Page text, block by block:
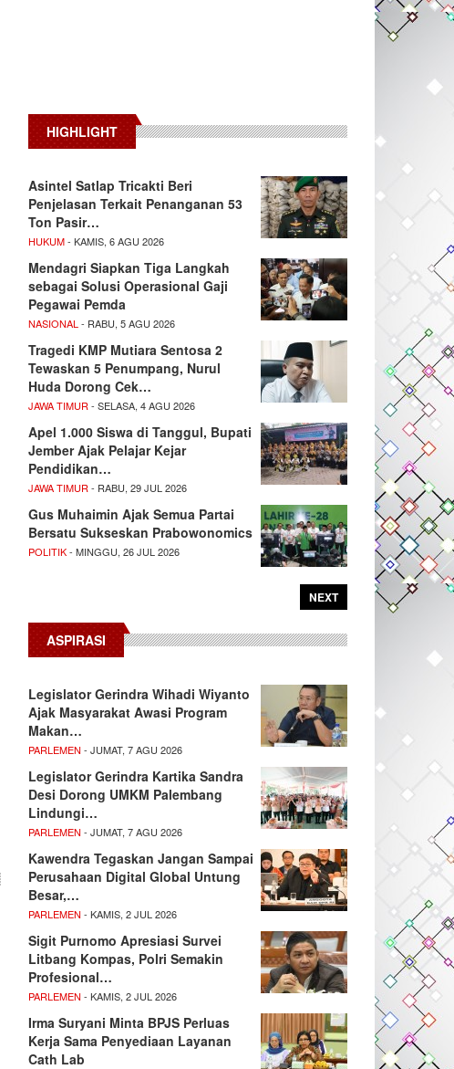
HIGHLIGHT
Asintel Satlap Tricakti Beri
Penjelasan Terkait Penanganan 53
Ton Pasir…
HUKUM- KAMIS, 6 AGU 2026
Mendagri Siapkan Tiga Langkah
sebagai Solusi Operasional Gaji
Pegawai Pemda
NASIONAL - RABU, 5 AGU 2026
Tragedi KMP Mutiara Sentosa 2
Tewaskan 5 Penumpang, Nurul
Huda Dorong Cek…
JAWA TIMUR - SELASA, 4 AGU 2026
Apel 1.000 Siswa di Tanggul, Bupati
Jember Ajak Pelajar Kejar
Pendidikan…
JAWA TIMUR - RABU, 29 JUL 2026
Gus Muhaimin Ajak Semua Partai
Bersatu Sukseskan Prabowonomics
POLITIK- MINGGU, 26 JUL 2026
NEXT
ASPIRASI
Legislator Gerindra Wihadi Wiyanto
Ajak Masyarakat Awasi Program
Makan…
PARLEMEN - JUMAT, 7 AGU 2026
Legislator Gerindra Kartika Sandra
Desi Dorong UMKM Palembang
Lindungi…
PARLEMEN - JUMAT, 7 AGU 2026
Kawendra Tegaskan Jangan Sampai
Perusahaan Digital Global Untung
Besar,…
PARLEMEN - KAMIS, 2 JUL 2026
Sigit Purnomo Apresiasi Survei
Litbang Kompas, Polri Semakin
Profesional…
PARLEMEN - KAMIS, 2 JUL 2026
Irma Suryani Minta BPJS Perluas
Kerja Sama Penyediaan Layanan
Cath Lab